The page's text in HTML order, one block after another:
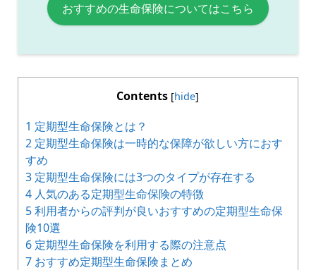
おすすめの生命保険についてはこちら
Contents [hide]
1 定期型生命保険とは？
2定期型生命保険は一時的な保障が欲しい方におす
すめ
3定期型生命保険には3つのタイプが存在する
4人気のある定期型生命保険の特徴
5利用者からの評判が良いおすすめの定期型生命保
険10選
6定期型生命保険を利用する際の注意点
7おすすめ定期型生命保険まとめ